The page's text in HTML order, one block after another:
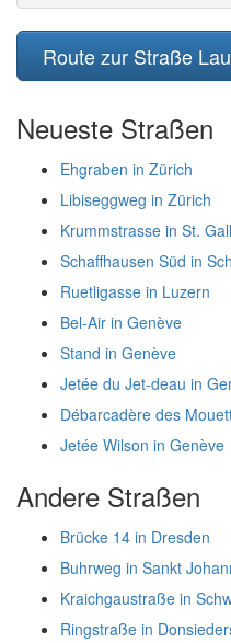
Route zur Straße
Neueste Straßen
Ehgraben in Zürich
Libiseggweg in Zürich
Krummstrasse in St.
Schaffhausen Süd in
Ruetligasse in Luzern
Bel-Air in Genève
Stand in Genève
Jetée du Jet-deau in
Débarcadère des
Jetée Wilson in Genève
Andere Straßen
Brücke 14 in Dresden
Buhrweg in Sankt
Kraichgaustraße in
Ringstraße in